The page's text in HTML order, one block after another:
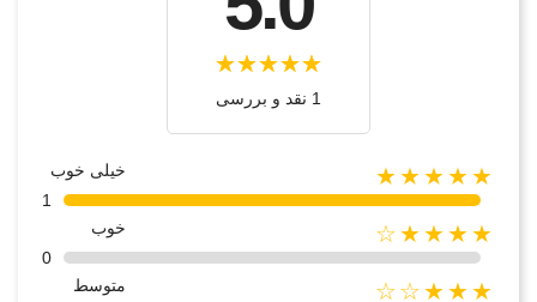
1 نقد و بررسی
★★★★★
خیلی خوب
1
★★★★☆
خوب
0
★★★☆☆
متوسط